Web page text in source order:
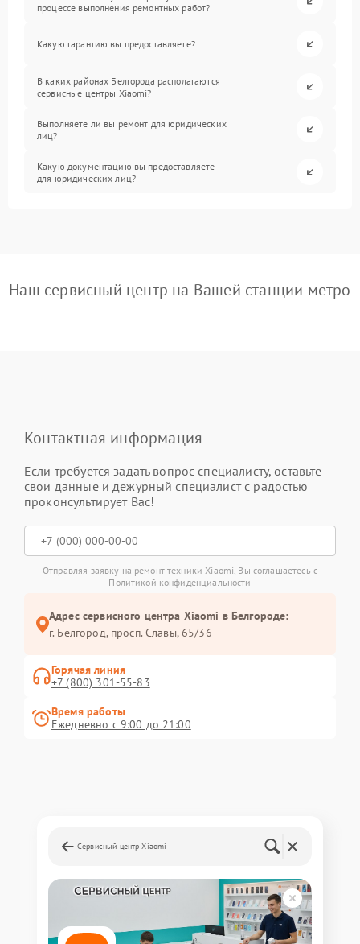
процессе выполнения ремонтных работ?
Какую гарантию вы предоставляете?
В каких районах Белгорода располагаются
сервисные центры Xiaomi?
Выполняете ли вы ремонт для юридических
лиц?
Какую документацию вы предоставляете
для юридических лиц?
Наш сервисный центр на Вашей станции метро
Контактная информация
Если требуется задать вопрос специалисту, оставьте
свои данные и дежурный специалист с радостью
проконсультирует Вас!
Отправляя заявку на ремонт техники Xiaomi, Вы соглашаетесь с
Политикой конфиденциальности
Адрес сервисного центра Xiaomi в Белгороде:
г. Белгород, просп. Славы, 65/36
Горячая линия
+7 (800) 301-55-83
Время работы
Ежедневно с 9:00 до 21:00
Сервисный центр Xiaomi